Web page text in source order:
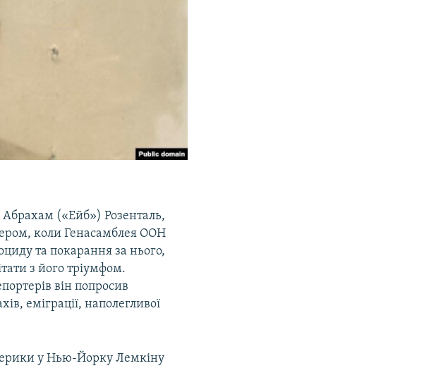
(«Ейб») Розенталь,
коли Генасамблея ООН
та покарання за нього,
з його тріумфом.
він попросив
еміграції, наполегливої
у Нью-Йорку Лемкіну